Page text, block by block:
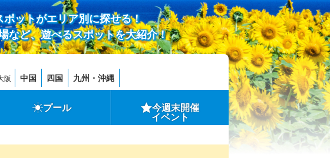
ットがエリア別に探せる！
など、遊べるスポットを大紹介！
阪 中国 四国 九州・沖縄
プール 今週末開催
イベント